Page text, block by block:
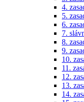
4.
5.
6.
7.
8.
9.
10.
11.
12.
13.
14.